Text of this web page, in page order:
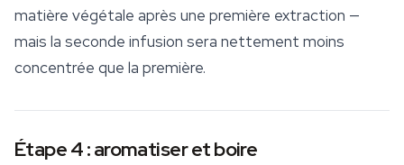
matière végétale après une première extraction —
mais la seconde infusion sera nettement moins
concentrée que la première.
Étape 4 : aromatiser et boire